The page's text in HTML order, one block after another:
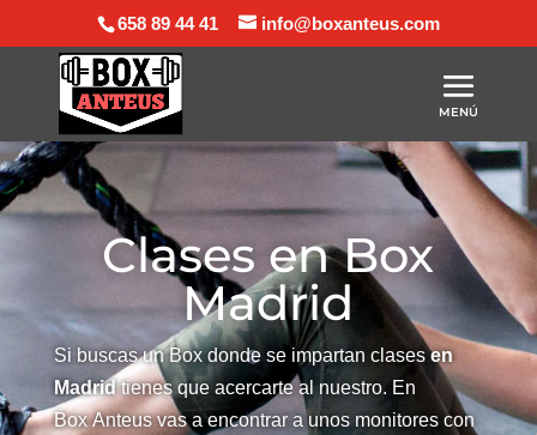
658 89 44 41 info@boxanteus.com
Clases en Box
Madrid
Si buscas un Box donde se impartan clasesen
Madridtienes que acercarte al nuestro. En
BoxAnteusvas a encontrar a unos monitores con